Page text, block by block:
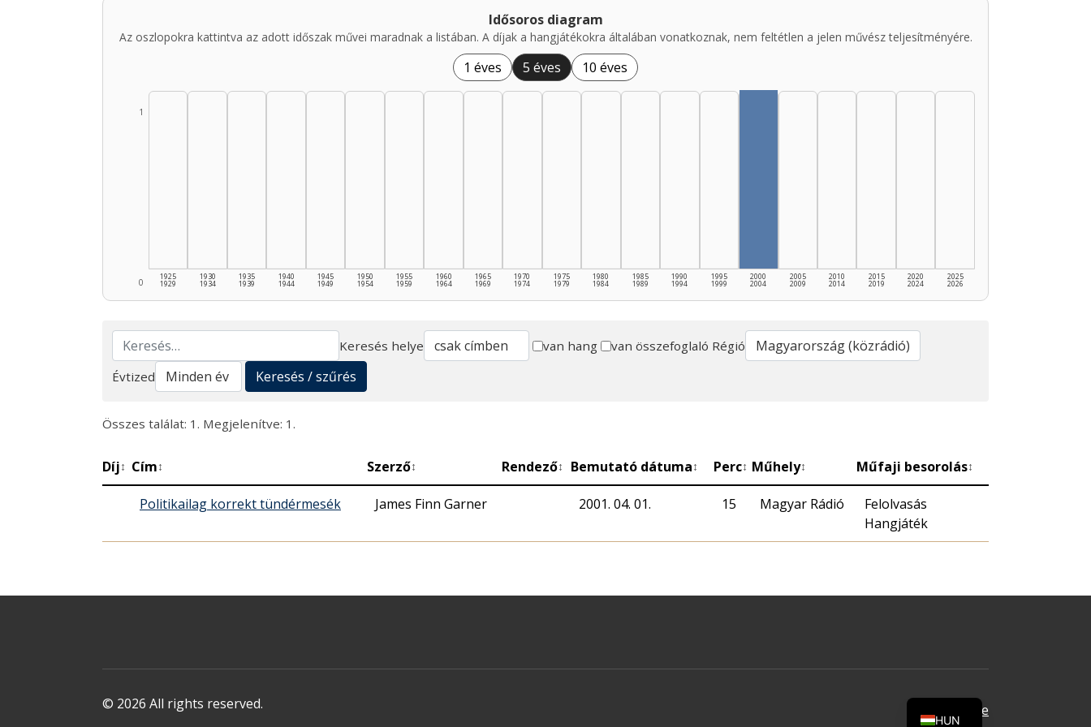
Idősoros diagram
Az oszlopokra kattintva az adott időszak művei maradnak a listában. A díjak a hangjátékokra általában vonatkoznak, nem feltétlen a jelen művész teljesítményére.
1 éves 5 éves 10 éves
0
1
1925
1929
1930
1934
1935
1939
1940
1944
1945
1949
1950
1954
1955
1959
1960
1964
1965
1969
1970
1974
1975
1979
1980
1984
1985
1989
1990
1994
1995
1999
2000
2004
2005
2009
2010
2014
2015
2019
2020
2024
2025
2026
Keresés
Keresés helye van hang van összefoglaló Régió
Évtized
Keresés / szűrés
Összes találat: 1. Megjelenítve: 1.
Díj↕ Cím↕ Szerző↕ Rendező↕ Bemutató dátuma↕ Perc↕ Műhely↕ Műfaji besorolás↕
Politikailag korrekt tündérmesék James Finn Garner 2001. 04. 01. 15 Magyar Rádió
Felolvasás
Hangjáték
© 2026 All rights reserved. Oldal tetejére
HUN